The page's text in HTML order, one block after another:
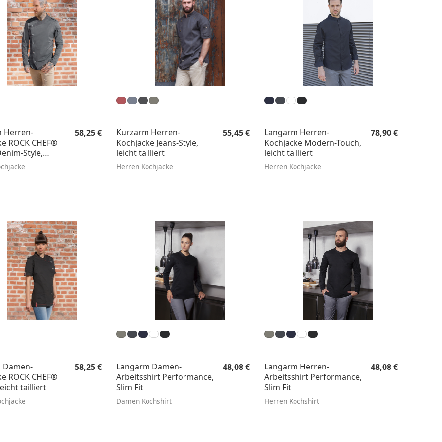
Herren-
ROCK CHEF®
Style,
Regulärer Preis:
58,25 €
Kurzarm Herren-
Kochjacke Jeans-Style,
leicht tailliert
Herren Kochjacke
Regulärer Preis:
55,45 €
Langarm Herren-
Kochjacke Modern-Touch,
leicht tailliert
Herren Kochjacke
Regulärer Preis:
78,90 €
Damen-
ROCK CHEF®
tailliert
Regulärer Preis:
58,25 €
Langarm Damen-
Arbeitsshirt Performance,
Slim Fit
Damen Kochshirt
Regulärer Preis:
48,08 €
Langarm Herren-
Arbeitsshirt Performance,
Slim Fit
Herren Kochshirt
Regulärer Preis:
48,08 €